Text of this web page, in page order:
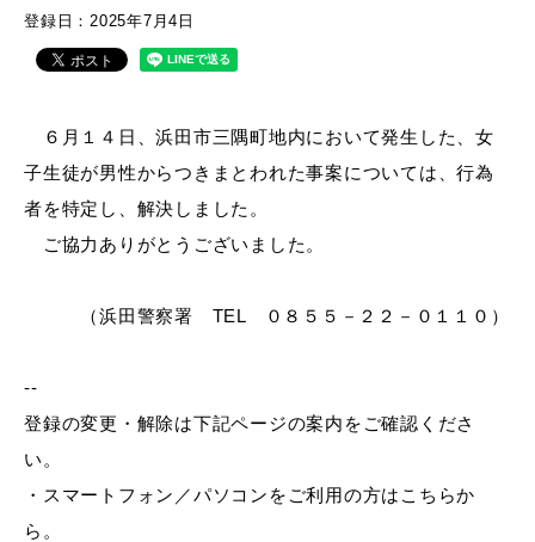
健康・福祉・子育て
産業・ビジネス
教育・文化・スポーツ
移住・定住
観光・飲食
場面から探す
登録日：2025年7月4日
６月１４日、浜田市三隅町地内において発生した、女
子生徒が男性からつきまとわれた事案については、行為
者を特定し、解決しました。
ご協力ありがとうございました。
（浜田警察署 TEL ０８５５－２２－０１１０）
--
登録の変更・解除は下記ページの案内をご確認くださ
い。
・スマートフォン／パソコンをご利用の方はこちらか
ら。